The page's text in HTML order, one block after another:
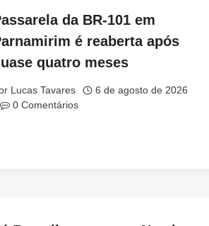
da BR-101 em
é reaberta após
quatro meses
Lucas Tavares
6 de agosto de 2026
0 Comentários